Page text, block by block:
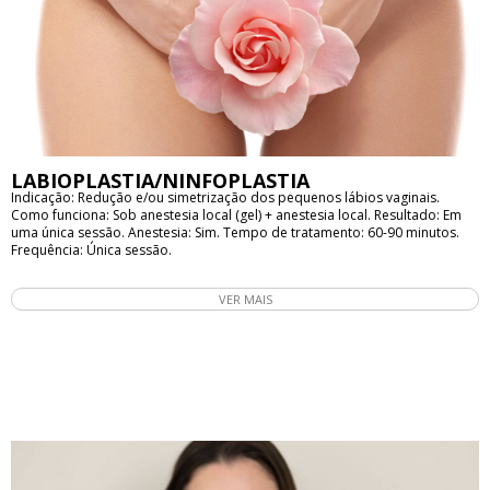
LABIOPLASTIA/NINFOPLASTIA
Indicação: Redução e/ou simetrização dos pequenos lábios vaginais.
Como funciona: Sob anestesia local (gel) + anestesia local. Resultado: Em
uma única sessão. Anestesia: Sim. Tempo de tratamento: 60-90 minutos.
Frequência: Única sessão.
VER MAIS